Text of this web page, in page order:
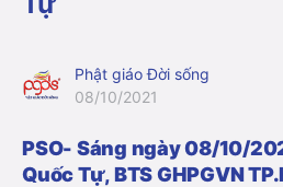
Phật giáo Đời sống
08/10/2021
PSO- Sáng ngày 08/10/
Quốc Tự, BTS GHPGVN